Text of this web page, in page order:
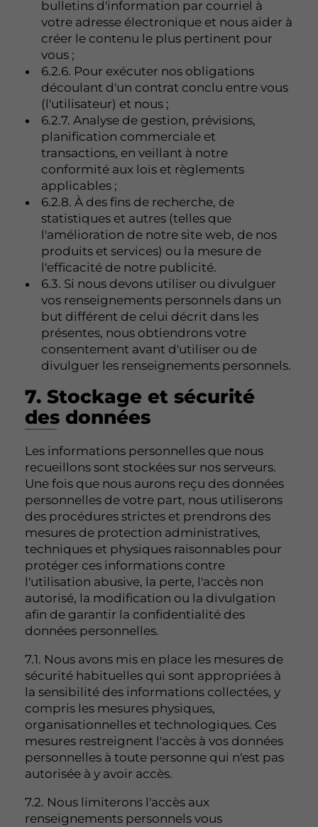
bulletins d'information par courriel à
votre adresse électronique et nous aider à
créer le contenu le plus pertinent pour
vous ;
6.2.6. Pour exécuter nos obligations
découlant d'un contrat conclu entre vous
(l'utilisateur) et nous ;
6.2.7. Analyse de gestion, prévisions,
planification commerciale et
transactions, en veillant à notre
conformité aux lois et règlements
applicables ;
6.2.8. À des fins de recherche, de
statistiques et autres (telles que
l'amélioration de notre site web, de nos
produits et services) ou la mesure de
l'efficacité de notre publicité.
6.3. Si nous devons utiliser ou divulguer
vos renseignements personnels dans un
but différent de celui décrit dans les
présentes, nous obtiendrons votre
consentement avant d'utiliser ou de
divulguer les renseignements personnels.
7. Stockage et sécurité
des données
Les informations personnelles que nous
recueillons sont stockées sur nos serveurs.
Une fois que nous aurons reçu des données
personnelles de votre part, nous utiliserons
des procédures strictes et prendrons des
mesures de protection administratives,
techniques et physiques raisonnables pour
protéger ces informations contre
l'utilisation abusive, la perte, l'accès non
autorisé, la modification ou la divulgation
afin de garantir la confidentialité des
données personnelles.
7.1. Nous avons mis en place les mesures de
sécurité habituelles qui sont appropriées à
la sensibilité des informations collectées, y
compris les mesures physiques,
organisationnelles et technologiques. Ces
mesures restreignent l'accès à vos données
personnelles à toute personne qui n'est pas
autorisée à y avoir accès.
7.2. Nous limiterons l'accès aux
renseignements personnels vous